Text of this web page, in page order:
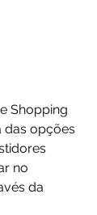
Shopping
das opções
no
da